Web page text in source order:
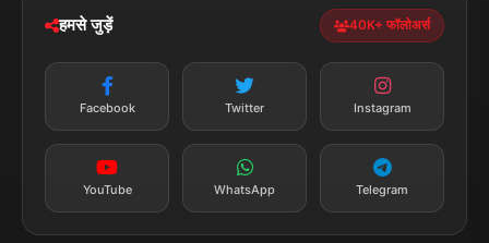
न्यूज़ अलर्ट
सब्सक्राइब करें
हमसे जुड़ें 40K+ फॉलोअर्स
Facebook Twitter Instagram
YouTube WhatsApp Telegram